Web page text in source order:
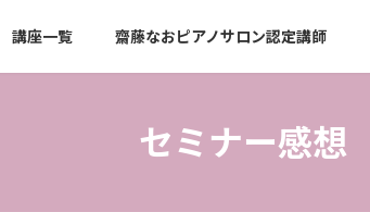
講座一覧 齋藤なおピアノサロン認定講師
セミナー感想